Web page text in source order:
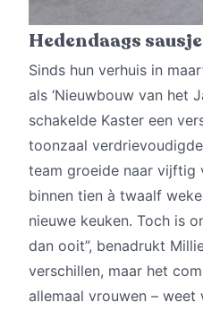
Hedendaags sausje
Sinds hun verhuis in
als ‘Nieuwbouw van het
schakelde Kaster een
toonzaal
team groeide naar vijftig
binnen tien à twaalf
nieuwe keuken. Toch is
dan ooit”, benadrukt
verschillen, maar het
allemaal vrouwen – weet